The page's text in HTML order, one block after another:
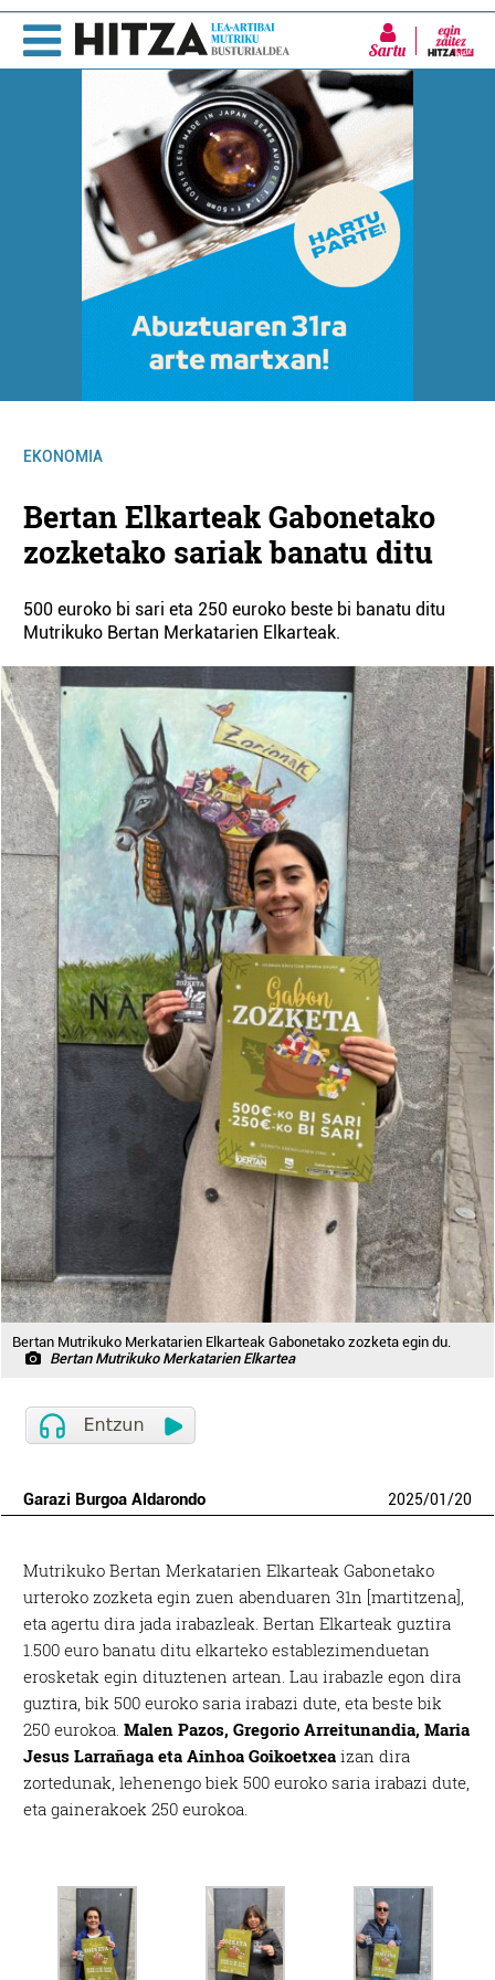
Sartu
EKONOMIA
Bertan Elkarteak Gabonetako
zozketako sariak banatu ditu
500 euroko bi sari eta 250 euroko beste bi banatu ditu
Mutrikuko Bertan Merkatarien Elkarteak.
Bertan Mutrikuko Merkatarien Elkarteak Gabonetako zozketa egin du.
Bertan Mutrikuko Merkatarien Elkartea
Garazi Burgoa Aldarondo 2025/01/20
Mutrikuko Bertan Merkatarien Elkarteak Gabonetako
urteroko zozketa egin zuen abenduaren 31n [martitzena],
eta agertu dira jada irabazleak. Bertan Elkarteak guztira
1.500 euro banatu ditu elkarteko establezimenduetan
erosketak egin dituztenen artean. Lau irabazle egon dira
guztira, bik 500 euroko saria irabazi dute, eta beste bik
250 eurokoa.Malen Pazos, Gregorio Arreitunandia, Maria
Jesus Larrañaga eta Ainhoa Goikoetxea izan dira
zortedunak, lehenengo biek 500 euroko saria irabazi dute,
eta gainerakoek 250 eurokoa.